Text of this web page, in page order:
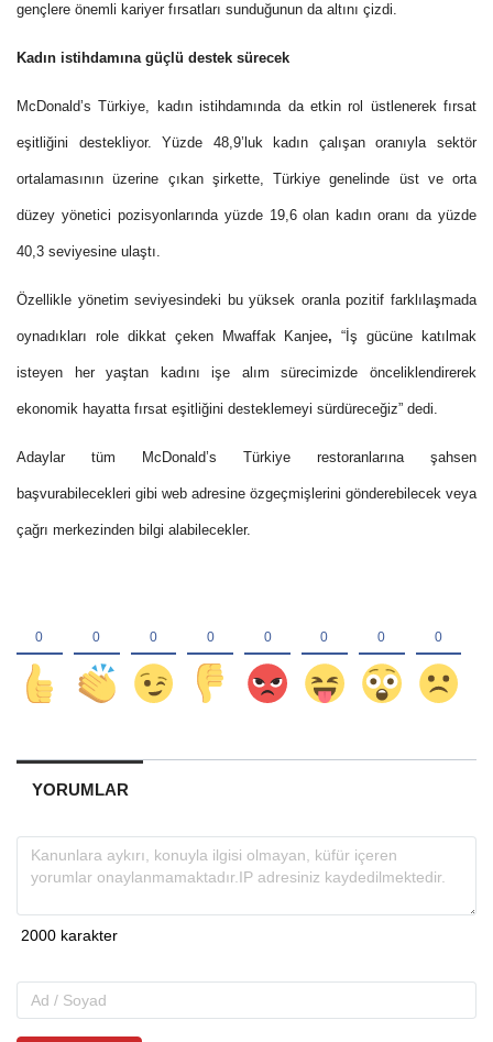
gençlere önemli kariyer fırsatları sunduğunun da altını çizdi.
Kadın istihdamına güçlü destek sürecek
McDonald’s Türkiye, kadın istihdamında da etkin rol üstlenerek fırsat
eşitliğini destekliyor. Yüzde 48,9’luk kadın çalışan oranıyla sektör
ortalamasının üzerine çıkan şirkette, Türkiye genelinde üst ve orta
düzey yönetici pozisyonlarında yüzde 19,6 olan kadın oranı da yüzde
40,3 seviyesine ulaştı.
Özellikle yönetim seviyesindeki bu yüksek oranla pozitif farklılaşmada
oynadıkları role dikkat çeken Mwaffak Kanjee, “ İş gücüne katılmak
isteyen her yaştan kadını işe alım sürecimizde önceliklendirerek
ekonomik hayatta fırsat eşitliğini desteklemeyi sürdüreceğiz” dedi.
Adaylar tüm McDonald’s Türkiye restoranlarına şahsen
başvurabilecekleri gibi web adresine özgeçmişlerini gönderebilecek veya
çağrı merkezinden bilgi alabilecekler.
YORUMLAR